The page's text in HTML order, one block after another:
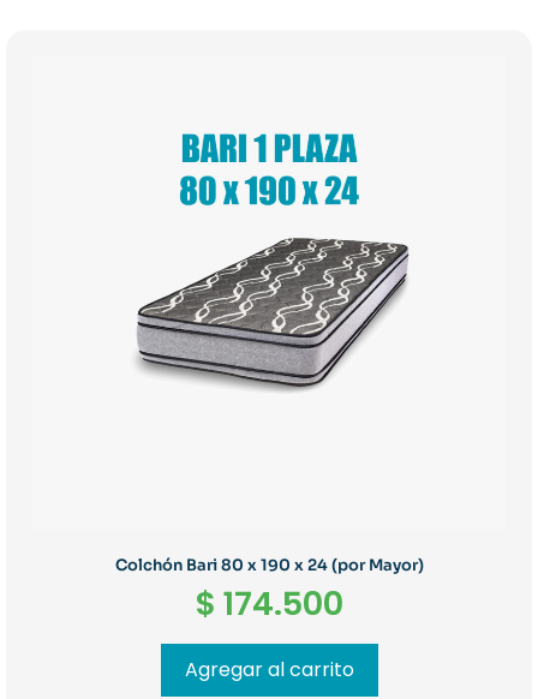
Colchón Bari 80 x 190 x 24 (por Mayor)
$ 174.500
Agregar al carrito